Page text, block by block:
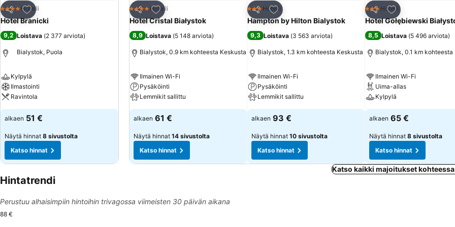
Jaa
Lisää suosikkeihin
4 Tähtiluokitus
Hotelli
Hotel Branicki
9,2 Loistava (2 377 arviota)
Bialystok, Puola
Kylpylä
Ilmastointi
Ravintola
alkaen 51 €
Näytä hinnat 8 sivustolta
Katso hinnat
Jaa
Lisää suosikkeihin
4 Tähtiluokitus
Hotelli
Hotel Cristal Białystok
8,9 Loistava (5 148 arviota)
Bialystok, 0.9 km kohteesta Keskusta
Ilmainen Wi-Fi
Pysäköinti
Lemmikit sallittu
alkaen 61 €
Näytä hinnat 14 sivustolta
Katso hinnat
Jaa
Lisää suosikkeihin
3 Tähtiluokitus
Hotelli
Hampton by Hilton Bialystok
9,3 Loistava (3 563 arviota)
Bialystok, 1.3 km kohteesta Keskusta
Ilmainen Wi-Fi
Pysäköinti
Lemmikit sallittu
alkaen 93 €
Näytä hinnat 10 sivustolta
Katso hinnat
Jaa
Lisää suosikkeihin
3 Tähtiluokitus
Hotelli
Hotel Gołębiewski
8,5 Loistava (5 496 arviota)
Bialystok, 0.1 km kohteesta
Ilmainen Wi-Fi
Uima-allas
Kylpylä
alkaen 65 €
Näytä hinnat 8 sivustolta
Katso hinnat
Katso kaikki majoitukset
Hintatrendi
Perustuu alhaisimpiin hintoihin trivagossa viimeisten 30 päivän aikana
88 €